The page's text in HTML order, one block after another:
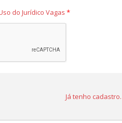
do Jurídico Vagas *
Já tenho